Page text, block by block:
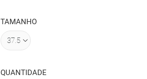
TAMANHO
QUANTIDADE